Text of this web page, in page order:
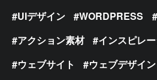
UIデザイン
WORDPRESS
アクション素材
インスピレ
ウェブサイト
ウェブデザイン